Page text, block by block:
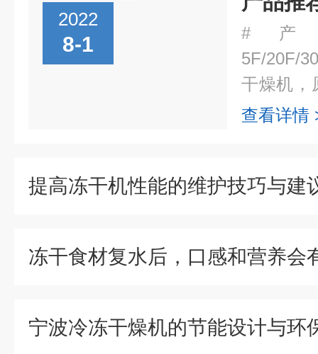
2022
8-1
#产
5F/20F/
干燥机，
干燥过程
查看详情
提高冻干机性能的维护技巧与建
冻干食材复水后，口感和营养会
宁波冷冻干燥机的节能设计与环